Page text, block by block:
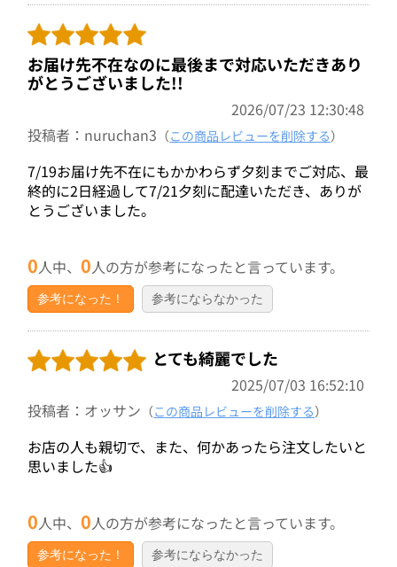
お届け先不在なのに最後まで対応いただきあり
がとうございました!!
2026/07/23 12:30:48
投稿者：nuruchan3 （この商品レビューを削除する）
7/19お届け先不在にもかかわらず夕刻までご対応、最
終的に2日経過して7/21夕刻に配達いただき、ありが
とうございました。
0人中、0人の方が参考になったと言っています。
参考になった！ 参考にならなかった
とても綺麗でした
2025/07/03 16:52:10
投稿者：オッサン （この商品レビューを削除する）
お店の人も親切で、また、何かあったら注文したいと
思いました👍️
0人中、0人の方が参考になったと言っています。
参考になった！ 参考にならなかった